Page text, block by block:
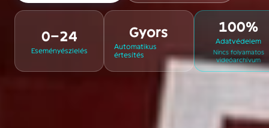
0–24
Eseményészlelés
Gyors
Automatikus
értesítés
100%
Adatvédelem
Nincs folyamatos
videóarchívum